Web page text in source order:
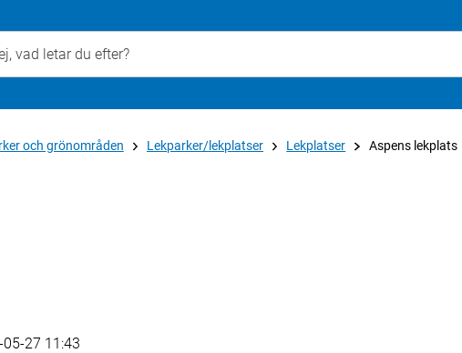
och grönområden Lekparker/lekplatser Lekplatser Aspens lekplats
05-27 11:43